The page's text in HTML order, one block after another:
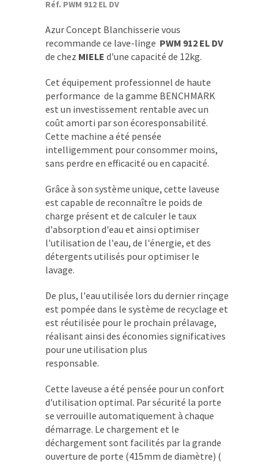
Réf. PWM 912 EL DV
Azur Concept Blanchisserie vous
recommande ce lave-linge PWM 912 EL DV
de chez MIELE d'une capacité de 12kg.
Cet équipement professionnel de haute
performance de la gamme BENCHMARK
est un investissement rentable avec un
coût amorti par son écoresponsabilité.
Cette machine a été pensée
intelligemment pour consommer moins,
sans perdre en efficacité ou en capacité.
Grâce à son système unique, cette laveuse
est capable de reconnaître le poids de
charge présent et de calculer le taux
d'absorption d'eau et ainsi optimiser
l'utilisation de l'eau, de l'énergie, et des
détergents utilisés pour optimiser le
lavage.
De plus, l'eau utilisée lors du dernier rinçage
est pompée dans le système de recyclage et
est réutilisée pour le prochain prélavage,
réalisant ainsi des économies significatives
pour une utilisation plus
responsable.
Cette laveuse a été pensée pour un confort
d'utilisation optimal. Par sécurité la porte
se verrouille automatiquement à chaque
démarrage. Le chargement et le
déchargement sont facilités par la grande
ouverture de porte (415mm de diamètre) (